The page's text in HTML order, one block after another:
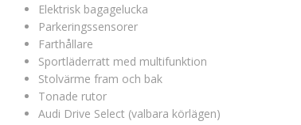
Elektrisk bagagelucka
Parkeringssensorer
Farthållare
Sportläderratt med multifunktion
Stolvärme fram och bak
Tonade rutor
Audi Drive Select (valbara körlägen)